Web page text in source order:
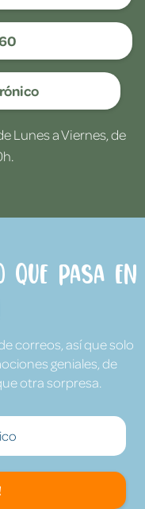
Lunes a Viernes, de
que pasa en
correos, así que solo
geniales, de
otra sorpresa.